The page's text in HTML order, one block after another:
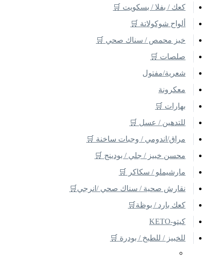
كعك / بفلا / بسكويت 🛒
ألواح شوكولاتة 🛒
خبز محمص / سناك صحي 🛒
صلصات 🛒
شعرية/مفتول
معكرونة
بهارات 🛒
للتدهين / عسل 🛒
مراق/اندومي / وجبات ساخنة 🛒
محسن خبيز / جلي / بودينج 🛒
مارشيملو / سكاكر 🛒
نقارش صحية / سناك صحي /انرجي🛒
كعك بارد / بوظة🛒
كيتو-KETO
للخبيز / للطبخ / بودرة 🛒